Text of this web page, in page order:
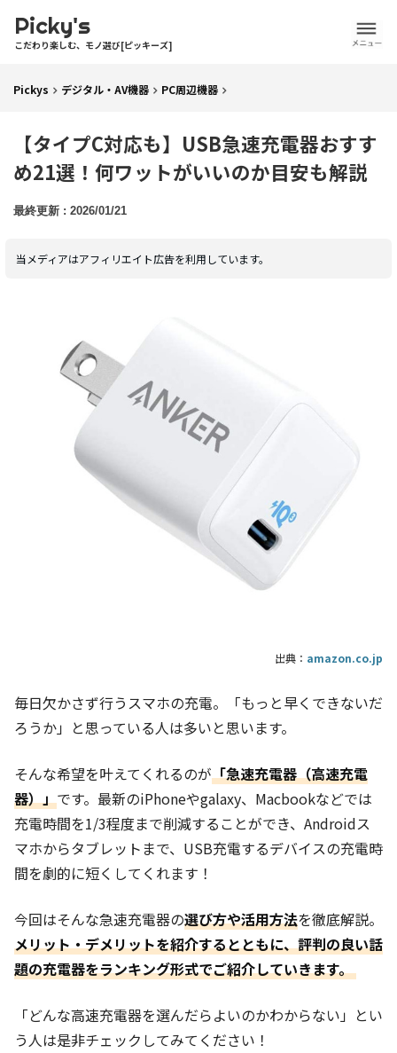
Picky's
こだわり楽しむ、モノ選び[ピッキーズ]
Pickys デジタル・AV機器 PC周辺機器
【タイプC対応も】USB急速充電器おすす
め21選！何ワットがいいのか目安も解説
2026/01/21
当メディアはアフィリエイト広告を利用しています。
出典： amazon.co.jp
毎日欠かさず行うスマホの充電。「もっと早くできないだ
ろうか」と思っている人は多いと思います。
そんな希望を叶えてくれるのが「急速充電器（高速充電
器）」です。最新のiPhoneやgalaxy、Macbookなどでは
充電時間を1/3程度まで削減することができ、Androidス
マホからタブレットまで、USB充電するデバイスの充電時
間を劇的に短くしてくれます！
今回はそんな急速充電器の選び方や活用方法を徹底解説。
メリット・デメリットを紹介するとともに、評判の良い話
題の充電器をランキング形式でご紹介していきます。
「どんな高速充電器を選んだらよいのかわからない」とい
う人は是非チェックしてみてください！